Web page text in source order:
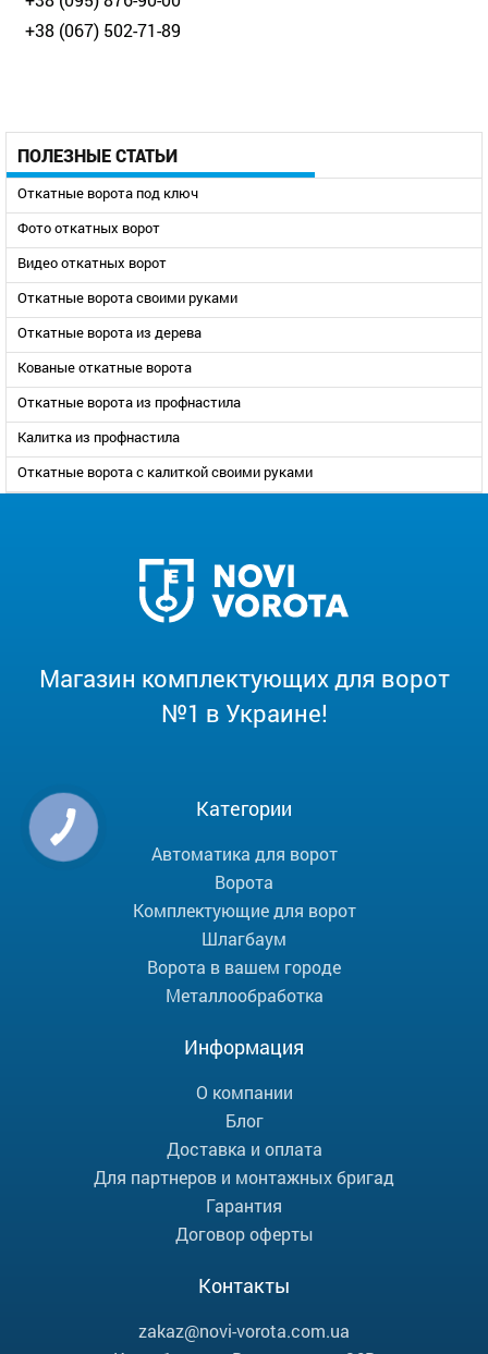
ПОЛЕЗНЫЕ СТАТЬИ
Откатные ворота под ключ
Фото откатных ворот
Видео откатных ворот
Откатные ворота своими руками
Откатные ворота из дерева
Кованые откатные ворота
Откатные ворота из профнастила
Калитка из профнастила
Откатные ворота с калиткой своими руками
+38 (067) 502-71-89
Магазин комплектующих для ворот
№1 в Украине!
Категории
Автоматика для ворот
Ворота
Комплектующие для ворот
Шлагбаум
Ворота в вашем городе
Металлообработка
Информация
О компании
Блог
Доставка и оплата
Для партнеров и монтажных бригад
Гарантия
Договор оферты
Контакты
zakaz@novi-vorota.com.ua